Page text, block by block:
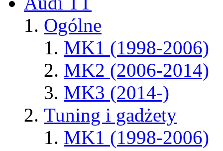
Ogólne
MK1 (1998-2006)
MK2 (2006-2014)
MK3 (2014-)
Tuning i gadżety
MK1 (1998-2006)